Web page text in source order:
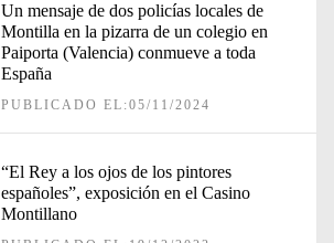
Un mensaje de dos policías locales de
Montilla en la pizarra de un colegio en
Paiporta (Valencia) conmueve a toda
España
PUBLICADO EL:05/11/2024
“El Rey a los ojos de los pintores
españoles”, exposición en el Casino
Montillano